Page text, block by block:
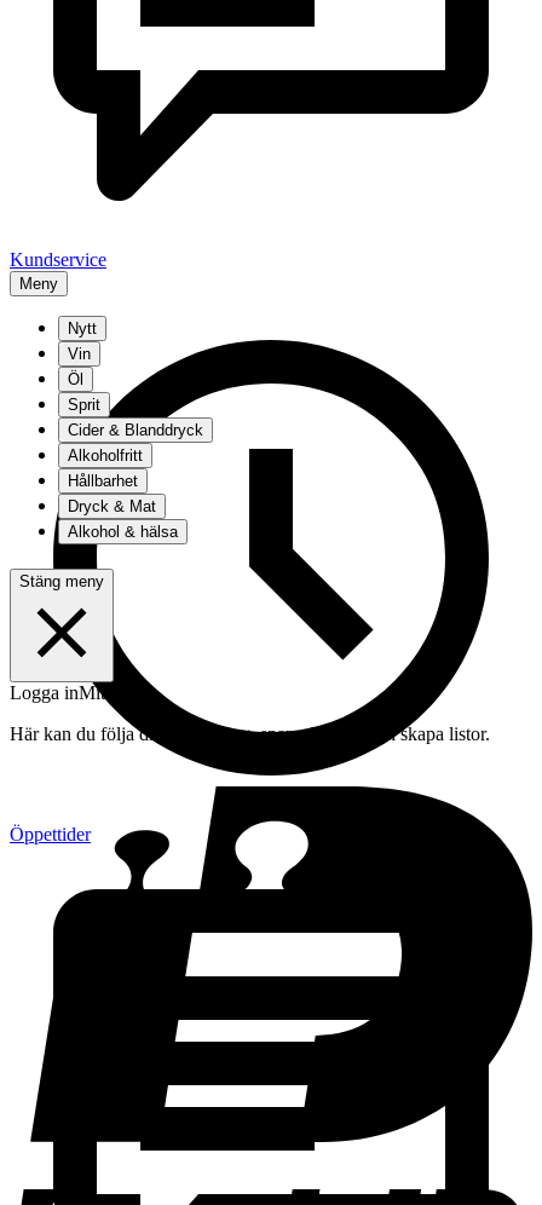
Kundservice
Meny
Öppettider
Nytt
Vin
Öl
Sprit
Cider & Blanddryck
Alkoholfritt
Hållbarhet
Dryck & Mat
Alkohol & hälsa
Stäng meny
Logga inMitt konto
Här kan du följa din beställning, spara drycker och skapa listor.